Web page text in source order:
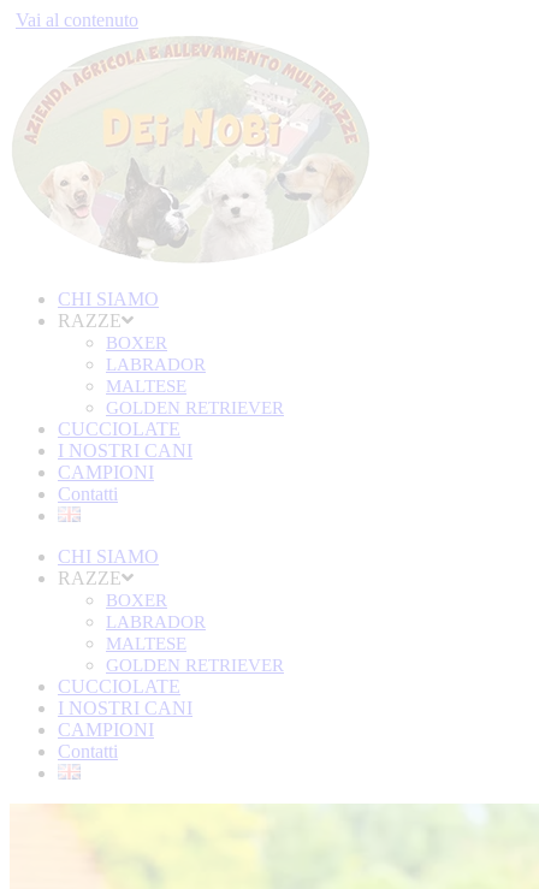
Vai al contenuto
CHI SIAMO
RAZZE
BOXER
LABRADOR
MALTESE
GOLDEN RETRIEVER
CUCCIOLATE
I NOSTRI CANI
CAMPIONI
Contatti
CHI SIAMO
RAZZE
BOXER
LABRADOR
MALTESE
GOLDEN RETRIEVER
CUCCIOLATE
I NOSTRI CANI
CAMPIONI
Contatti